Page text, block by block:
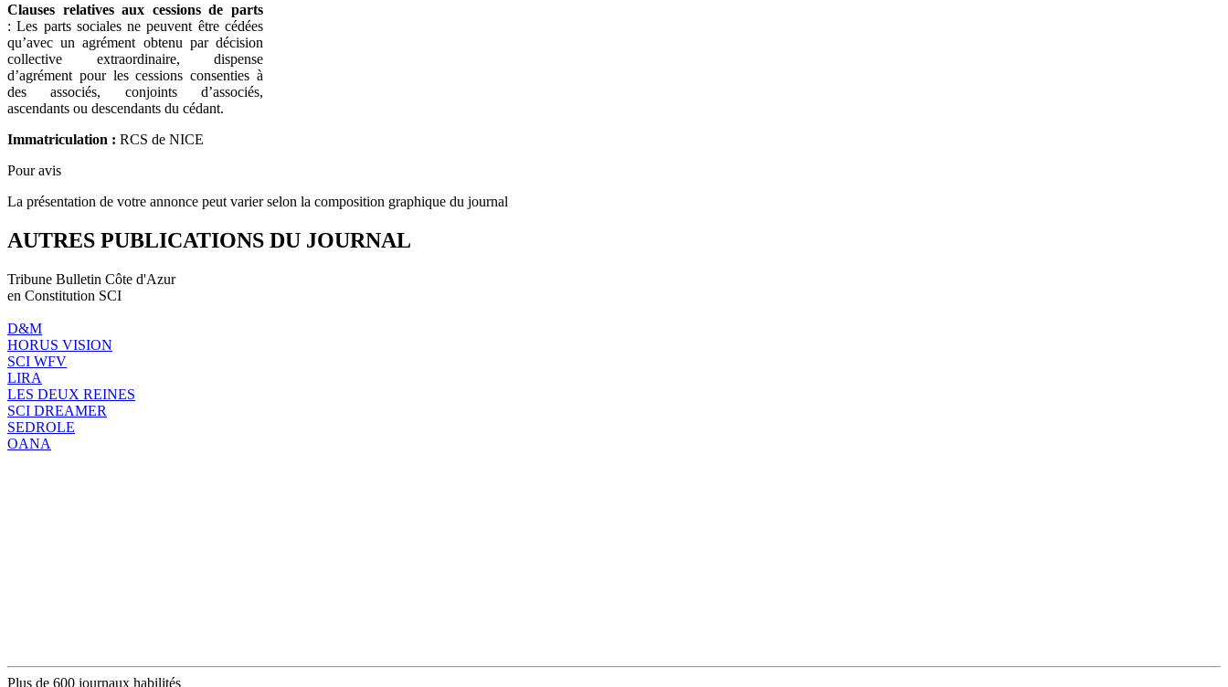
Clauses relatives aux cessions de parts
: Les parts sociales ne peuvent être cédées
qu’avec un agrément obtenu par décision
collective extraordinaire, dispense
d’agrément pour les cessions consenties à
des associés, conjoints d’associés,
ascendants ou descendants du cédant.
Immatriculation : RCS de NICE
Pour avis
La présentation de votre annonce peut varier selon la composition graphique du journal
AUTRES PUBLICATIONS DU JOURNAL
Tribune Bulletin Côte d'Azur
en Constitution SCI
D&M
HORUS VISION
SCI WFV
LIRA
LES DEUX REINES
SCI DREAMER
SEDROLE
OANA
Plus de 600 journaux habilités